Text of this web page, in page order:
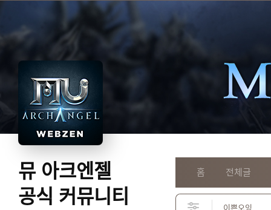
뮤 아크엔젤
공식 커뮤니티
홈 전체글